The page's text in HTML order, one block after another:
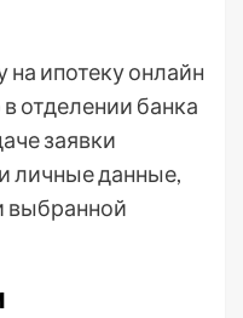
ипотеку онлайн
отделении банка
заявки
личные данные,
выбранной